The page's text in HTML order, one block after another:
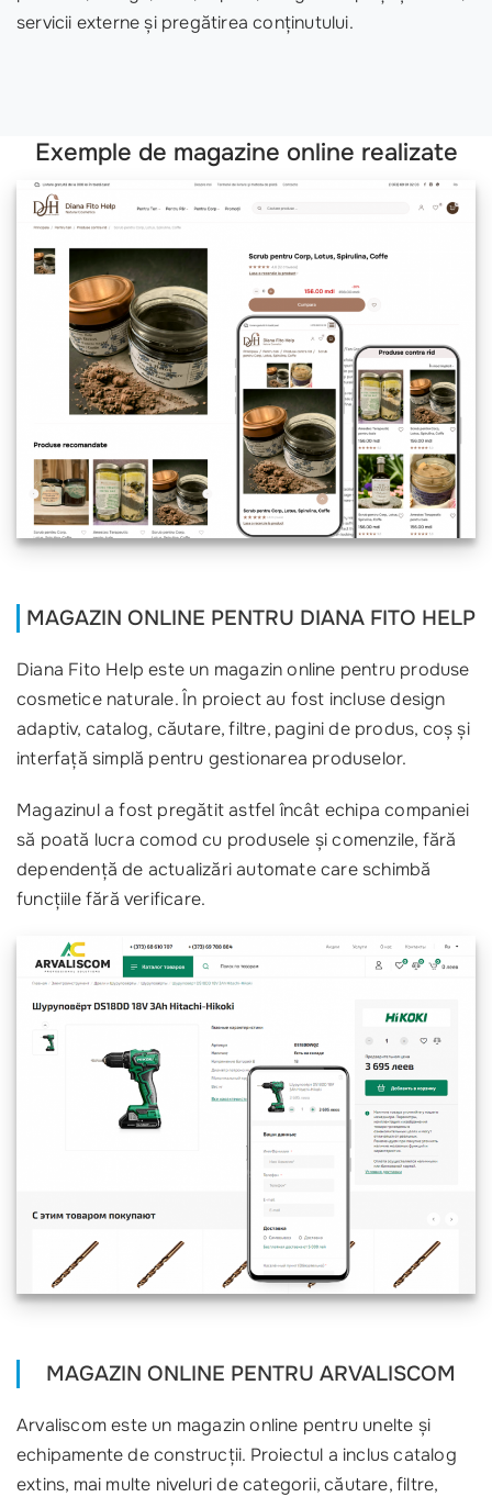
servicii externe și pregătirea conținutului.
Exemple de magazine online realizate
MAGAZIN ONLINE PENTRU DIANA FITO HELP
Diana Fito Help este un magazin online pentru produse
cosmetice naturale. În proiect au fost incluse design
adaptiv, catalog, căutare, filtre, pagini de produs, coș și
interfață simplă pentru gestionarea produselor.
Magazinul a fost pregătit astfel încât echipa companiei
să poată lucra comod cu produsele și comenzile, fără
dependență de actualizări automate care schimbă
funcțiile fără verificare.
MAGAZIN ONLINE PENTRU ARVALISCOM
Arvaliscom este un magazin online pentru unelte și
echipamente de construcții. Proiectul a inclus catalog
extins, mai multe niveluri de categorii, căutare, filtre,